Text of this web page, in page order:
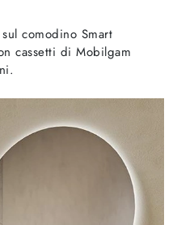
comodino Smart
cassetti di Mobilgam